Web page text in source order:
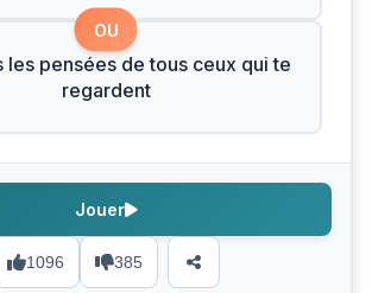
OU
les pensées de tous ceux qui te
regardent
1096 385
Jouer